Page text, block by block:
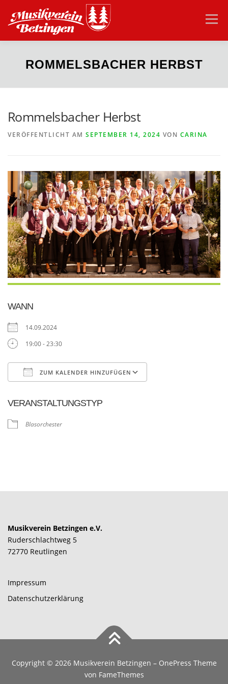
Inhalt
springen
Menü
HOME VEREIN AKTUELLES ORCHESTER
ROMMELSBACHER HERBST
Rommelsbacher Herbst
VERÖFFENTLICHT AM SEPTEMBER 14, 2024 VON CARINA
WANN
14.09.2024
19:00 - 23:30
ZUM KALENDER HINZUFÜGEN
VERANSTALTUNGSTYP
Blasorchester
Musikverein Betzingen e.V.
Ruderschlachtweg 5
72770 Reutlingen
Impressum
Datenschutzerklärung
Copyright © 2026 Musikverein Betzingen – OnePress Theme
von FameThemes